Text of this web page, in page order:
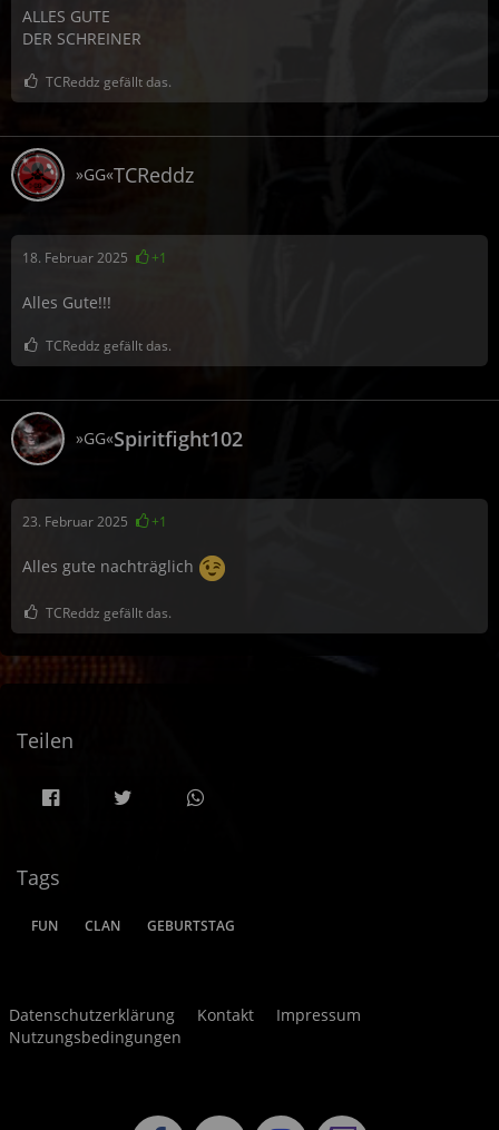
ALLES GUTE
DER SCHREINER
TCReddz gefällt das.
»GG«TCReddz
18. Februar 2025 +1
Alles Gute!!!
TCReddz gefällt das.
»GG«Spiritfight102
23. Februar 2025 +1
Alles gute nachträglich
TCReddz gefällt das.
Teilen
Tags
FUN CLAN GEBURTSTAG
Datenschutzerklärung Kontakt
Impressum
Nutzungsbedingungen